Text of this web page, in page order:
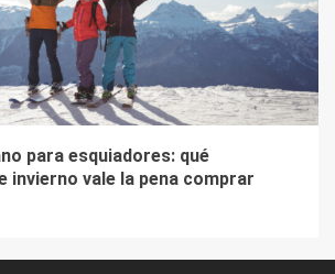
para esquiadores: qué
invierno vale la pena comprar